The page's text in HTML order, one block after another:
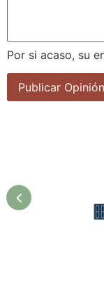
Por si acaso, su